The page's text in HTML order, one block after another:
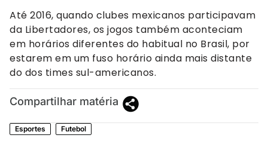
Até 2016, quando clubes mexicanos participavam
da Libertadores, os jogos também aconteciam
em horários diferentes do habitual no Brasil, por
estarem em um fuso horário ainda mais distante
do dos times sul-americanos.
Compartilhar matéria
Esportes Futebol